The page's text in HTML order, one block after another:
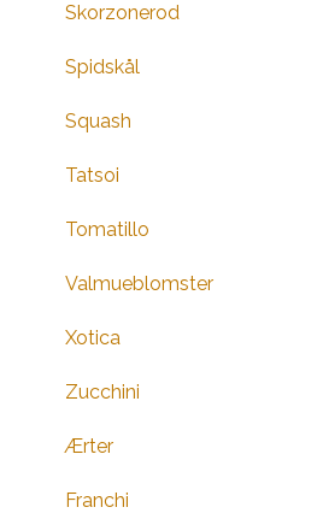
Skorzonerod
Spidskål
Squash
Tatsoi
Tomatillo
Valmueblomster
Xotica
Zucchini
Ærter
Franchi